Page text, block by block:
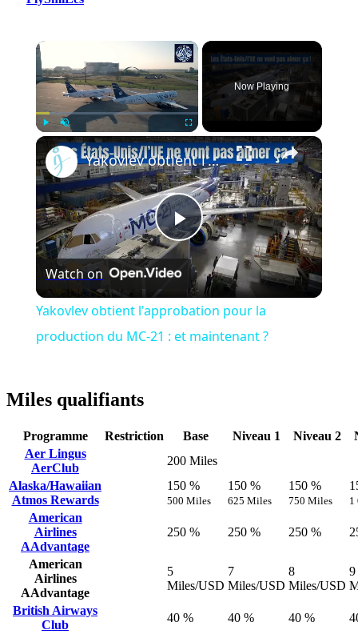
Unmute Fullscreen
Now Playing
Play
Video
Yakovlev obtient l'approbation pour la production du MC-21 : et maintenant ?
Watch on
Yakovlev obtient l'approbation pour la
production du MC-21 : et maintenant ?
Miles qualifiants
Programme Restriction Base Niveau 1 Niveau 2
Aer Lingus
AerClub
200 Miles
Alaska/Hawaiian
Atmos Rewards
150 %
500 Miles
150 %
625 Miles
150 %
750 Miles 1
American
Airlines
AAdvantage
250 % 250 % 250 %
American
Airlines
AAdvantage
5
Miles/USD
7
Miles/USD
8
Miles/USD
9
British Airways
Club
40 % 40 % 40 %